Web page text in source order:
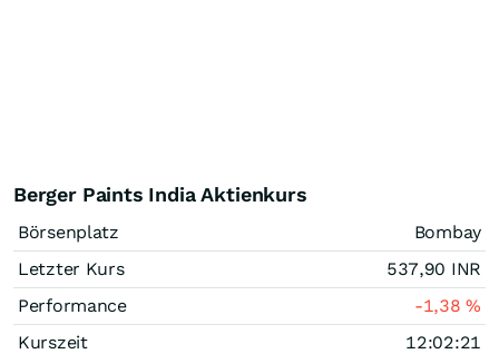
Berger Paints India Aktienkurs
Börsenplatz
Bombay
Letzter Kurs
537,90 INR
Performance
-1,38%
Kurszeit
12:02:21